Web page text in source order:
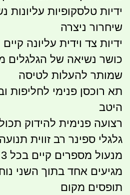
ידיות טלסקופיות עליונות
שיחרור ניצרה
ידיות צד וידית עליונה קיים
כושר נשיאה של הגלגלים
שמותר להעלות לטיסה
תא רוכסן פנימי לחליפות
היטב
רצועה פנימית להידוק
גלגלי ספינר רב זווית תנועה 360 מעלות
מנעול מספרים קיים בכל 3 המזוודות
מגיעים אחד בתוך השני
תופסים מקום